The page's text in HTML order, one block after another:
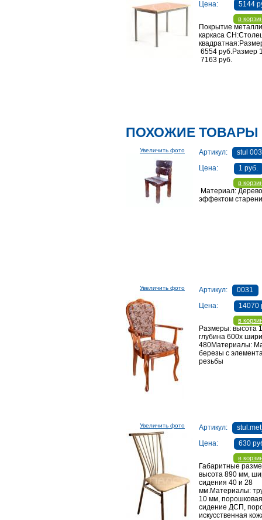
Цена: 5144
в
Покрытие
каркаса
6554 руб.Размер
7163 руб.
ПОХОЖИЕ ТОВАРЫ
Увеличить фото Артикул:
stul
Цена:
1 руб.
в
Материал:
эффектом
Увеличить фото Артикул:
0031
Цена:
14070
в
Размеры: высота
глубина 600х
480Материалы:
березы с
резьбы
Увеличить фото Артикул:
Цена:
630
в
Габаритные
высота 890 мм,
сидения 40 и 28
мм.Материалы:
10 мм, порошковая
сидение ДСП,
искусственная